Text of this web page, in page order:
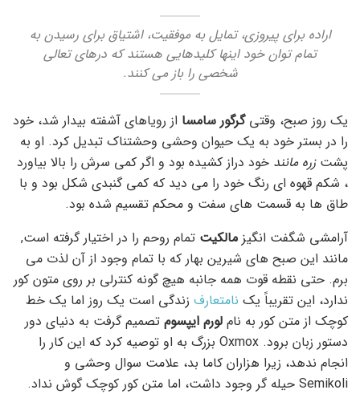
اراده برای پیروزی، تمایل به موفقیت، اشتیاق برای رسیدن به
تمام توان خود اینها کلیدهایی هستند که درهای تعالی
شخصی را باز می کنند.
یک روز صبح، وقتیگرگور سامسا از رویاهای آشفته بیدار شد، خود
را در بستر خود به یک حیوان وحشی وحشتناک تبدیل کرد. او به
پشتزره مانند خود دراز کشیده بود و اگر کمی سرش را بالا بیاورد
، شکم قهوه ای رنگ خود را می دید که کمی گنبدی شکل بود و با
طاق ها به قسمت های سفت و محکم تقسیم شده بود.
آرامشی شگفت انگیز مالکیت تمام روحم را در اختیار گرفته است,
مانند این صبح های شیرین بهار که با تمام وجود از آن لذت می
برم. حتی نقطه قوت همه جانبه هیچ گونه کنترلی بر روی متون کور
ندارد، این تقریباً یک نامتعارف زندگی است یک روز اما یک خط
کوچک از متن کور به نام لورم ایپسوم تصمیم گرفت به دنیای دور
دستور زبان برود. Oxmox بزرگ به او توصیه کرد که این کار را
انجام ندهد، زیرا هزاران کاما بد، علامت سوال وحشی و
Semikoli حیله گر وجود داشت، اما متن کور کوچک گوش نداد.